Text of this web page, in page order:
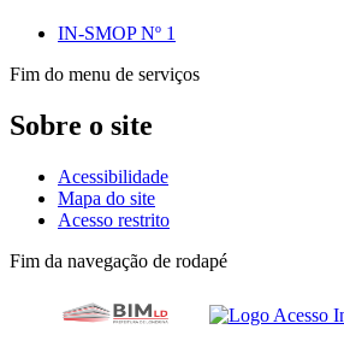
IN-SMOP Nº 1
Fim do menu de serviços
Sobre o site
Acessibilidade
Mapa do site
Acesso restrito
Fim da navegação de rodapé